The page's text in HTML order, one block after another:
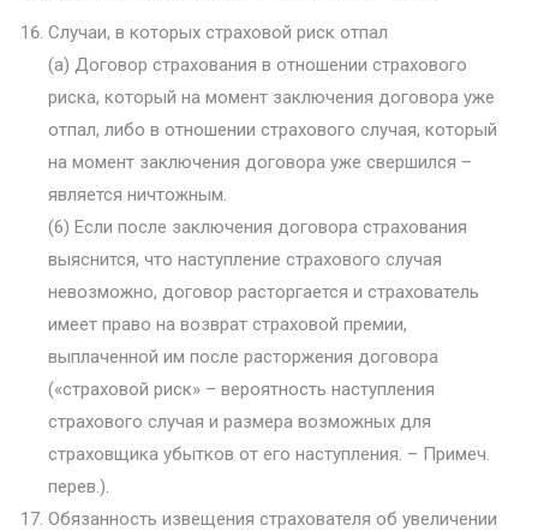
Случаи, в которых страховой риск отпал
(а) Договор страхования в отношении страхового
риска, который на момент заключения договора уже
отпал, либо в отношении страхового случая, который
на момент заключения договора уже свершился –
является ничтожным.
(6) Если после заключения договора страхования
выяснится, что наступление страхового случая
невозможно, договор расторгается и страхователь
имеет право на возврат страховой премии,
выплаченной им после расторжения договора
(«страховой риск» – вероятность наступления
страхового случая и размера возможных для
страховщика убытков от его наступления. – Примеч.
перев.).
Обязанность извещения страхователя об увеличении